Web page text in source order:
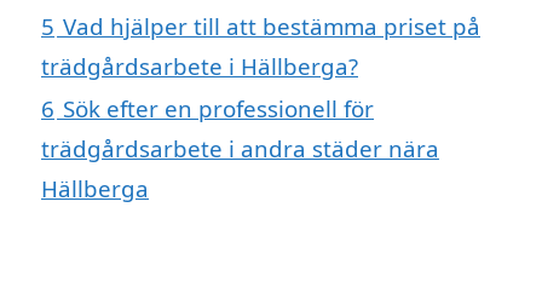
5 Vad hjälper till att bestämma priset på
trädgårdsarbete i Hällberga?
6 Sök efter en professionell för
trädgårdsarbete i andra städer nära
Hällberga